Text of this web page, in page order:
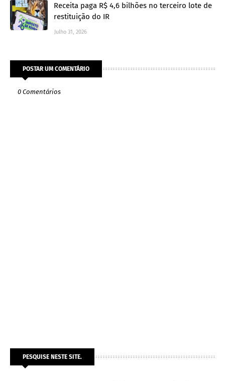
Receita paga R$ 4,6 bilhões no terceiro lote de
restituição do IR
Julho 31, 2026
POSTAR UM COMENTÁRIO
0 Comentários
PESQUISE NESTE SITE.